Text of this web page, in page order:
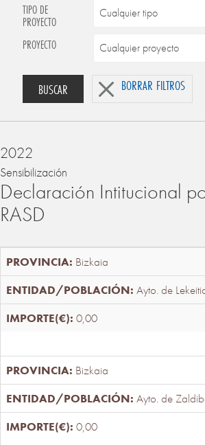
TIPO DE
PROYECTO
PROYECTO
BUSCAR BORRAR FILTROS
2022
Sensibilización
Declaración Intitucional
RASD
Bizkaia
Ayto. de
0,00
Bizkaia
Ayto. de
0,00